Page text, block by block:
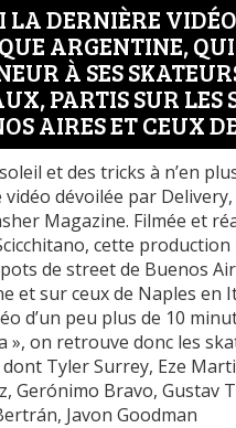
LA DERNIÈRE
ARGENTINE,
À SES
PARTIS SUR LES
AIRES ET CEUX
et des tricks à n’en
dévoilée par
Magazine. Filmée et
cette
de street de Buenos
et sur ceux de Naples en
d’un peu plus de 10
», on retrouve donc les
Tyler Surrey, Eze
Gerónimo Bravo, Gustav
Javon Goodman